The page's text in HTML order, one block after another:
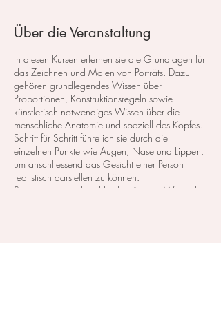
Über die Veranstaltung
In diesen Kursen erlernen sie die Grundlagen für
das Zeichnen und Malen von Porträts. Dazu
gehören grundlegendes Wissen über
Proportionen, Konstruktionsregeln sowie
künstlerisch notwendiges Wissen über die
menschliche Anatomie und speziell des Kopfes.
Schritt für Schritt führe ich sie durch die
einzelnen Punkte wie Augen, Nase und Lippen,
um anschliessend das Gesicht einer Person
realistisch darstellen zu können.
So eignen sie sich auf leichte Art und Weise das